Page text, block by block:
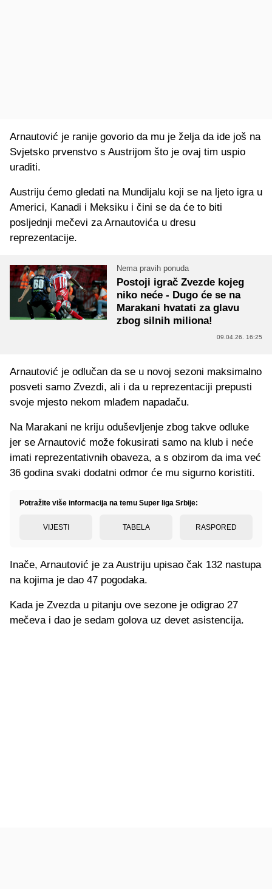
Arnautović je ranije govorio da mu je želja da ide još na
Svjetsko prvenstvo s Austrijom što je ovaj tim uspio
uraditi.
Austriju ćemo gledati na Mundijalu koji se na ljeto igra u
Americi, Kanadi i Meksiku i čini se da će to biti
posljednji mečevi za Arnautovića u dresu
reprezentacije.
Nema pravih ponuda
Postoji igrač Zvezde kojeg
niko neće - Dugo će se na
Marakani hvatati za glavu
zbog silnih miliona!
09.04.26. 16:25
Arnautović je odlučan da se u novoj sezoni maksimalno
posveti samo Zvezdi, ali i da u reprezentaciji prepusti
svoje mjesto nekom mlađem napadaču.
Na Marakani ne kriju oduševljenje zbog takve odluke
jer se Arnautović može fokusirati samo na klub i neće
imati reprezentativnih obaveza, a s obzirom da ima već
36 godina svaki dodatni odmor će mu sigurno koristiti.
Potražite više informacija na temu Super liga Srbije:
VIJESTI TABELA RASPORED
Inače, Arnautović je za Austriju upisao čak 132 nastupa
na kojima je dao 47 pogodaka.
Kada je Zvezda u pitanju ove sezone je odigrao 27
mečeva i dao je sedam golova uz devet asistencija.